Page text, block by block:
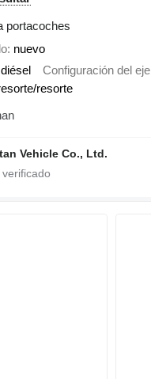
portacoches
nuevo
diésel Configuración del eje
resorte
Vehicle Co., Ltd.